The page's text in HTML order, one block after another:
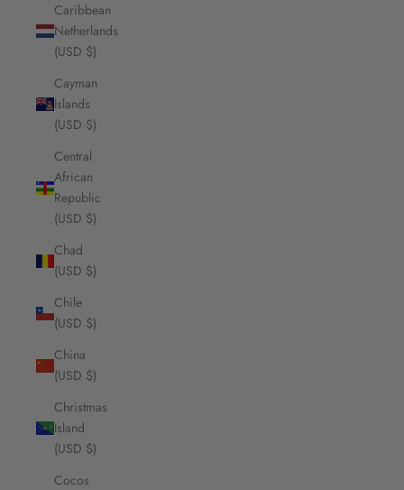
Caribbean
Netherlands
(USD $)
Cayman
Islands
(USD $)
Central
African
Republic
(USD $)
Chad
(USD $)
Chile
(USD $)
China
(USD $)
Christmas
Island
(USD $)
Cocos